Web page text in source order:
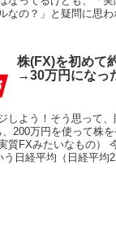
なの？」と疑問に思
株(FX)を初めて
→30万円になっ
しよう！そう思って
200万円を使って株
質FXみたいなもの）
う日経平均（日経平均